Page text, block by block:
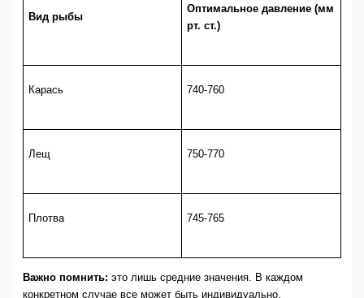
Вид рыбы
Оптимальное давление (мм
рт. ст.)
Карась 740-760
Лещ 750-770
Плотва 745-765
Важно помнить: это лишь средние значения. В каждом
конкретном случае все может быть индивидуально.